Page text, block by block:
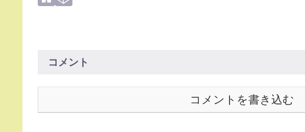
コメント
コメントを書き込む